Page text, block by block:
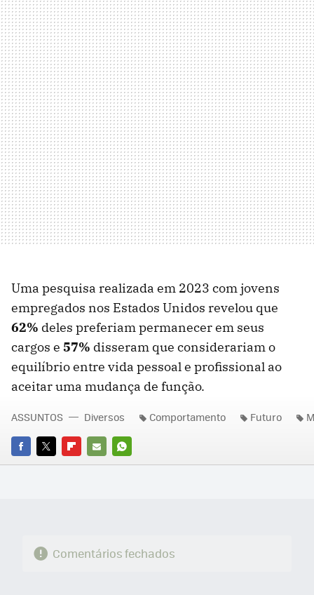
Uma pesquisa realizada em 2023 com jovens
empregados nos Estados Unidos revelou que
62% deles preferiam permanecer em seus
cargos e 57% disseram que considerariam o
equilíbrio entre vida pessoal e profissional ao
aceitar uma mudança de função.
FACEBOOK
TWITTERFLIPBOARD
E-
WHATSAPP
ASSUNTOS Diversos Comportamento Futuro
Comentários fechados